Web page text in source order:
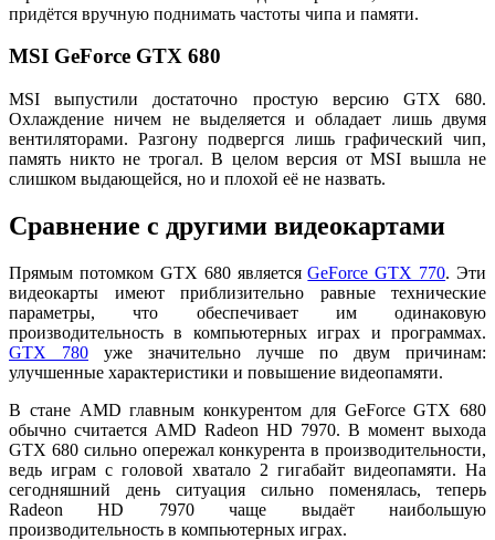
придётся вручную поднимать частоты чипа и памяти.
MSI GeForce GTX 680
MSI выпустили достаточно простую версию GTX 680.
Охлаждение ничем не выделяется и обладает лишь двумя
вентиляторами. Разгону подвергся лишь графический чип,
память никто не трогал. В целом версия от MSI вышла не
слишком выдающейся, но и плохой её не назвать.
Сравнение с другими видеокартами
Прямым потомком GTX 680 являетсяGeForce GTX 770. Эти
видеокарты имеют приблизительно равные технические
параметры, что обеспечивает им одинаковую
производительность в компьютерных играх и программах.
GTX 780 уже значительно лучше по двум причинам:
улучшенные характеристики и повышение видеопамяти.
В стане AMD главным конкурентом для GeForce GTX 680
обычно считается AMD Radeon HD 7970. В момент выхода
GTX 680 сильно опережал конкурента в производительности,
ведь играм с головой хватало 2 гигабайт видеопамяти. На
сегодняшний день ситуация сильно поменялась, теперь
Radeon HD 7970 чаще выдаёт наибольшую
производительность в компьютерных играх.